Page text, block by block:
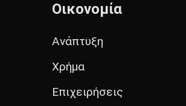
Οικονομία
Ανάπτυξη
Χρήμα
Επιχειρήσεις